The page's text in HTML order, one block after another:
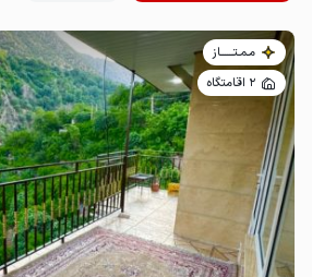
مـمـتــــــاز
2 اقامتگاه